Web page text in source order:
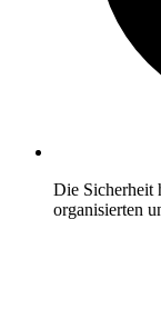
Die Sicherheit
organisierten